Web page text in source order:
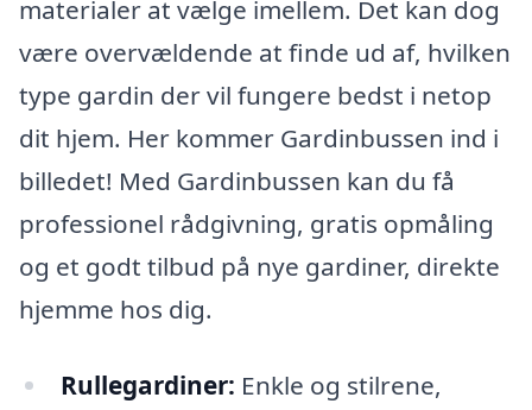
materialer at vælge imellem. Det kan dog
være overvældende at finde ud af, hvilken
type gardin der vil fungere bedst i netop
dit hjem. Her kommer Gardinbussen ind i
billedet! Med Gardinbussen kan du få
professionel rådgivning, gratis opmåling
og et godt tilbud på nye gardiner, direkte
hjemme hos dig.
Rullegardiner: Enkle og stilrene,